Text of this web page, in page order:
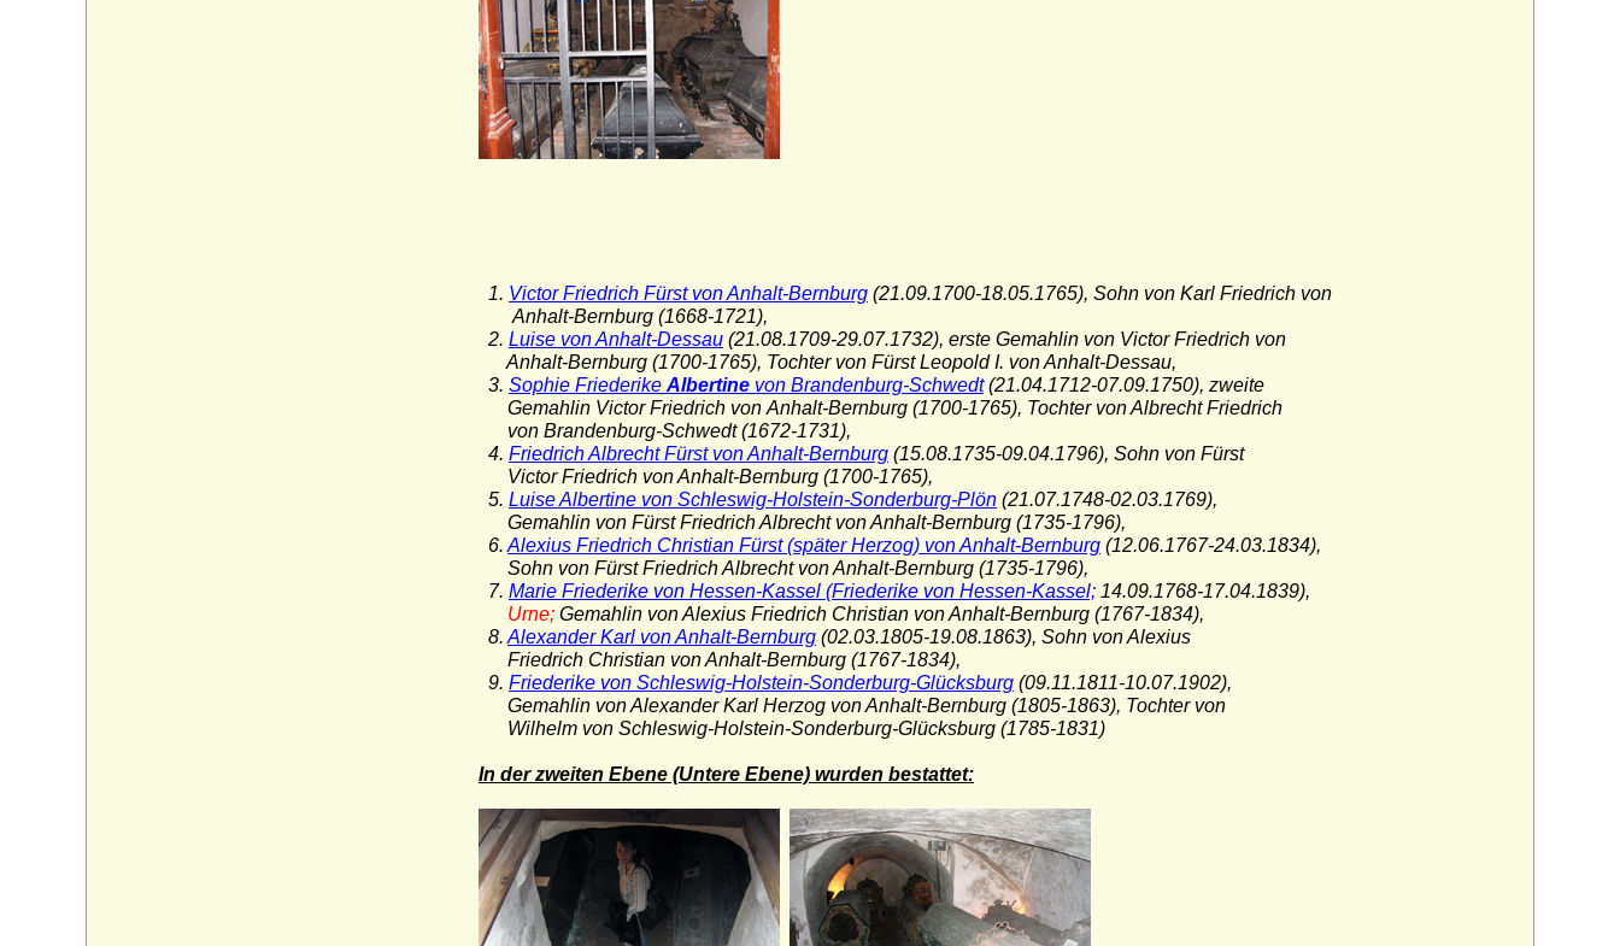
1. Victor Friedrich Fürst von Anhalt-Bernburg (21.09.1700-18.05.1765), Sohn von Karl Friedrich von
Anhalt-Bernburg (1668-1721),
2. Luise von Anhalt-Dessau (21.08.1709-29.07.1732), erste Gemahlin von Victor Friedrich von
Anhalt-Bernburg (1700-1765), Tochter von Fürst Leopold I. von Anhalt-Dessau,
3. Sophie Friederike Albertine von Brandenburg-Schwedt(21.04.1712-07.09.1750), zweite
Gemahlin Victor Friedrich von Anhalt-Bernburg (1700-1765), Tochter von Albrecht Friedrich
von Brandenburg-Schwedt (1672-1731),
4. Friedrich Albrecht Fürst von Anhalt-Bernburg (15.08.1735-09.04.1796), Sohn von Fürst
Victor Friedrich von Anhalt-Bernburg (1700-1765),
5. Luise Albertine von Schleswig-Holstein-Sonderburg-Plön (21.07.1748-02.03.1769),
Gemahlin von Fürst Friedrich Albrecht von Anhalt-Bernburg (1735-1796),
6. Alexius Friedrich Christian Fürst (später Herzog) von Anhalt-Bernburg (12.06.1767-24.03.1834),
Sohn von Fürst Friedrich Albrecht von Anhalt-Bernburg (1735-1796),
7. Marie Friederike von Hessen-Kassel (Friederike von Hessen-Kassel; 14.09.1768-17.04.1839),
Urne; Gemahlin von Alexius Friedrich Christian von Anhalt-Bernburg (1767-1834),
8. Alexander Karl von Anhalt-Bernburg (02.03.1805-19.08.1863), Sohn von Alexius
Friedrich Christian von Anhalt-Bernburg (1767-1834),
9. Friederike von Schleswig-Holstein-Sonderburg-Glücksburg (09.11.1811-10.07.1902),
Gemahlin von Alexander Karl Herzog von Anhalt-Bernburg (1805-1863), Tochter von
Wilhelm von Schleswig-Holstein-Sonderburg-Glücksburg (1785-1831)
In der zweiten Ebene (Untere Ebene) wurden bestattet: